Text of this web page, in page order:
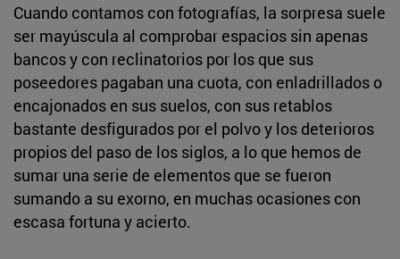
Cuando contamos con fotografías, la sorpresa suele
ser mayúscula al comprobar espacios sin apenas
bancos y con reclinatorios por los que sus
poseedores pagaban una cuota, con enladrillados o
encajonados en sus suelos, con sus retablos
bastante desfigurados por el polvo y los deterioros
propios del paso de los siglos, a lo que hemos de
sumar una serie de elementos que se fueron
sumando a su exorno, en muchas ocasiones con
escasa fortuna y acierto.